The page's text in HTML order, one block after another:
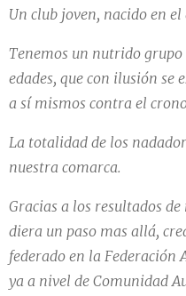
Un club joven, nacido en el
Tenemos un nutrido grupo
edades, que con ilusión se
a sí mismos contra el
La totalidad de los
nuestra comarca.
Gracias a los resultados
diera un paso mas allá,
federado en la Federación
ya a nivel de Comunidad